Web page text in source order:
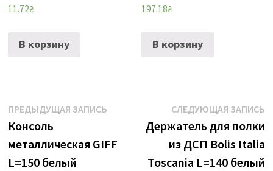
11.72₴
В корзину
197.18₴
В корзину
Навигация
по
записям
ПРЕДЫДУЩАЯ ЗАПИСЬПредыдущая
Консоль
металлическая GIFF
L=150 белый
СЛЕДУЮЩАЯ ЗАПИСЬ
Держатель для полки
из ДСП Bolis Italia
Toscania L=140 белый